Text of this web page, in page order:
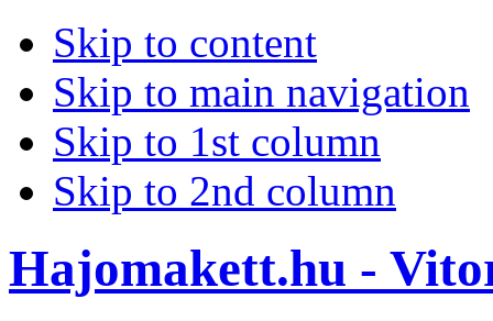
Skip to content
Skip to main navigation
Skip to 1st column
Skip to 2nd column
Hajomakett.hu -